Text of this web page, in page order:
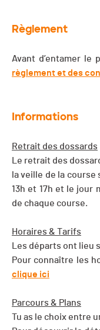
Règlement
Avant d’entamer le
règlement et des
Informations
Retrait des dossards
Le retrait des
la veille de la
13h et 17h et le jour
de chaque course.
Horaires & Tarifs
Les départs ont lieu
Pour connaître les
clique ici
Parcours & Plans
Tu as le choix entre